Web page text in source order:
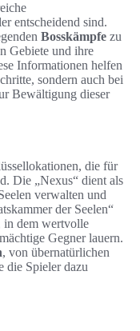
entscheidend sind.
Bosskämpfe zu
Gebiete und ihre
Informationen helfen
sondern auch bei
Bewältigung dieser
die für
Die „Nexus“ dient als
verwalten und
der Seelen“
in dem wertvolle
Gegner lauern.
, von übernatürlichen
die Spieler dazu